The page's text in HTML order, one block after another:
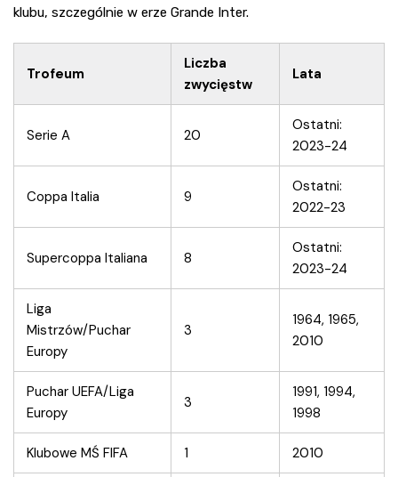
klubu, szczególnie w erze Grande Inter.
Trofeum
Liczba
zwycięstw
Lata
Serie A 20
Ostatni:
2023-24
Coppa Italia 9
Ostatni:
2022-23
Supercoppa Italiana 8
Ostatni:
2023-24
Liga
Mistrzów/Puchar
Europy
3
1964, 1965,
2010
Puchar UEFA/Liga
Europy
3
1991, 1994,
1998
Klubowe MŚ FIFA 1 2010